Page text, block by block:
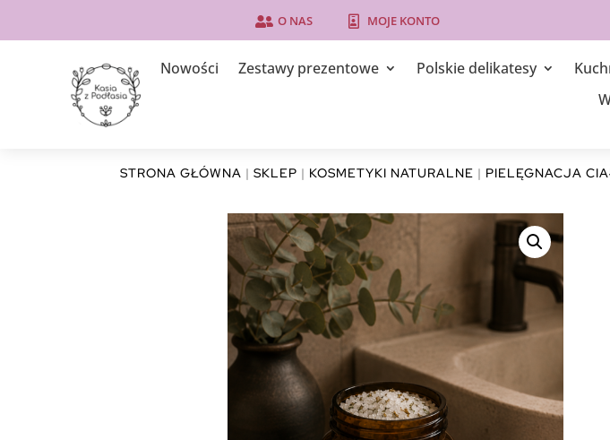
 O NAS  MOJE KONTO
Nowości Zestawy prezentowe Polskie delikatesy
STRONA GŁÓWNA |SKLEP | KOSMETYKI NATURALNE | PIELĘGNACJA